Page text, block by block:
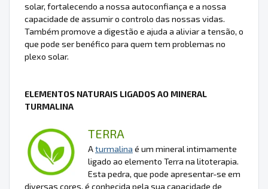
solar, fortalecendo a nossa autoconfiança e a nossa
capacidade de assumir o controlo das nossas vidas.
Também promove a digestão e ajuda a aliviar a tensão, o
que pode ser benéfico para quem tem problemas no
plexo solar.
ELEMENTOS NATURAIS LIGADOS AO MINERAL
TURMALINA
TERRA
Aturmalina é um mineral intimamente
ligado ao elemento Terra na litoterapia.
Esta pedra, que pode apresentar-se em
diversas cores, é conhecida pela sua capacidade de